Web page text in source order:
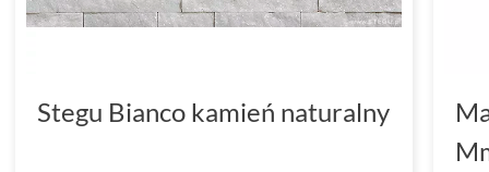
Stegu Bianco kamień naturalny